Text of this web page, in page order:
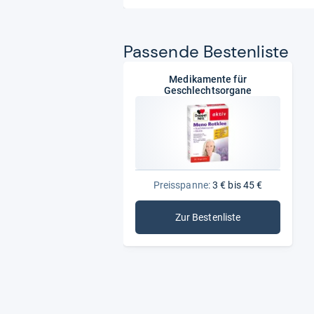
Pas­sende Bes­ten­liste
Medikamente für
Geschlechtsorgane
Preisspanne:3 € bis 45 €
Zur Bestenliste: Medikamente für